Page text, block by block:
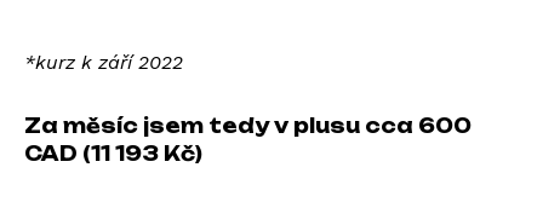
*kurz k září 2022
Za měsíc jsem tedy v plusu cca 600
CAD (11 193 Kč)